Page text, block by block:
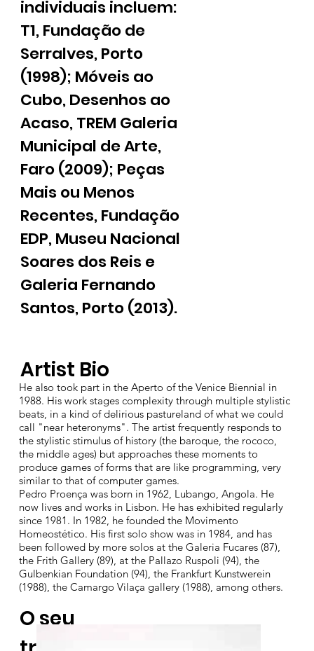
individuais incluem:
T1, Fundação de
Serralves, Porto
(1998); Móveis ao
Cubo, Desenhos ao
Acaso, TREM Galeria
Municipal de Arte,
Faro (2009); Peças
Mais ou Menos
Recentes, Fundação
EDP, Museu Nacional
Soares dos Reis e
Galeria Fernando
Santos, Porto (2013).
O seu
He also took part in the Aperto of the Venice Biennial in
1988. His work stages complexity through multiple stylistic
beats, in a kind of delirious pastureland of what we could
call "near heteronyms". The artist frequently responds to
the stylistic stimulus of history (the baroque, the rococo,
the middle ages) but approaches these moments to
produce games of forms that are like programming, very
similar to that of computer games.
Pedro Proença was born in 1962, Lubango, Angola. He
now lives and works in Lisbon. He has exhibited regularly
since 1981. In 1982, he founded the Movimento
Homeostético. His first solo show was in 1984, and has
been followed by more solos at the Galeria Fucares (87),
the Frith Gallery (89), at the Pallazo Ruspoli (94), the
Gulbenkian Foundation (94), the Frankfurt Kunstwerein
(1988), the Camargo Vilaça gallery (1988), among others.
Artist Bio